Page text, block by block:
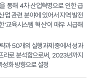
통해 4차 산업혁명으로 인한 급
업 관련 분야에 있어서 지역 발전
‘교육시스템 혁신’이 매우 시급해
과 50개의 실행과제 중에서 성과
라로 분석함으로써, 2023년까지
화 방향으로 설정